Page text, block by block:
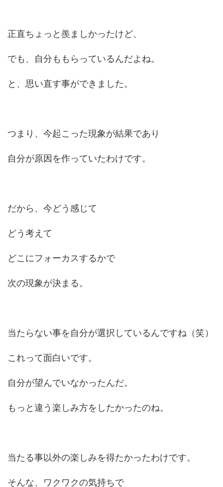
正直ちょっと羨ましかったけど、
でも、自分ももらっているんだよね。
と、思い直す事ができました。
つまり、今起こった現象が結果であり
自分が原因を作っていたわけです。
だから、今どう感じて
どう考えて
どこにフォーカスするかで
次の現象が決まる。
当たらない事を自分が選択しているんですね（笑）
これって面白いです。
自分が望んでいなかったんだ。
もっと違う楽しみ方をしたかったのね。
当たる事以外の楽しみを得たかったわけです。
そんな、ワクワクの気持ちで